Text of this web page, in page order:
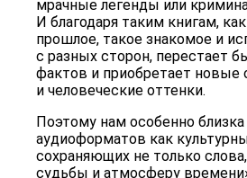
мрачные легенды или
И благодаря таким книгам,
прошлое, такое знакомое и
с разных сторон, перестает
фактов и приобретает
и человеческие оттенки.
Поэтому нам особенно
аудиоформатов как
сохраняющих не только
судьбы и атмосферу